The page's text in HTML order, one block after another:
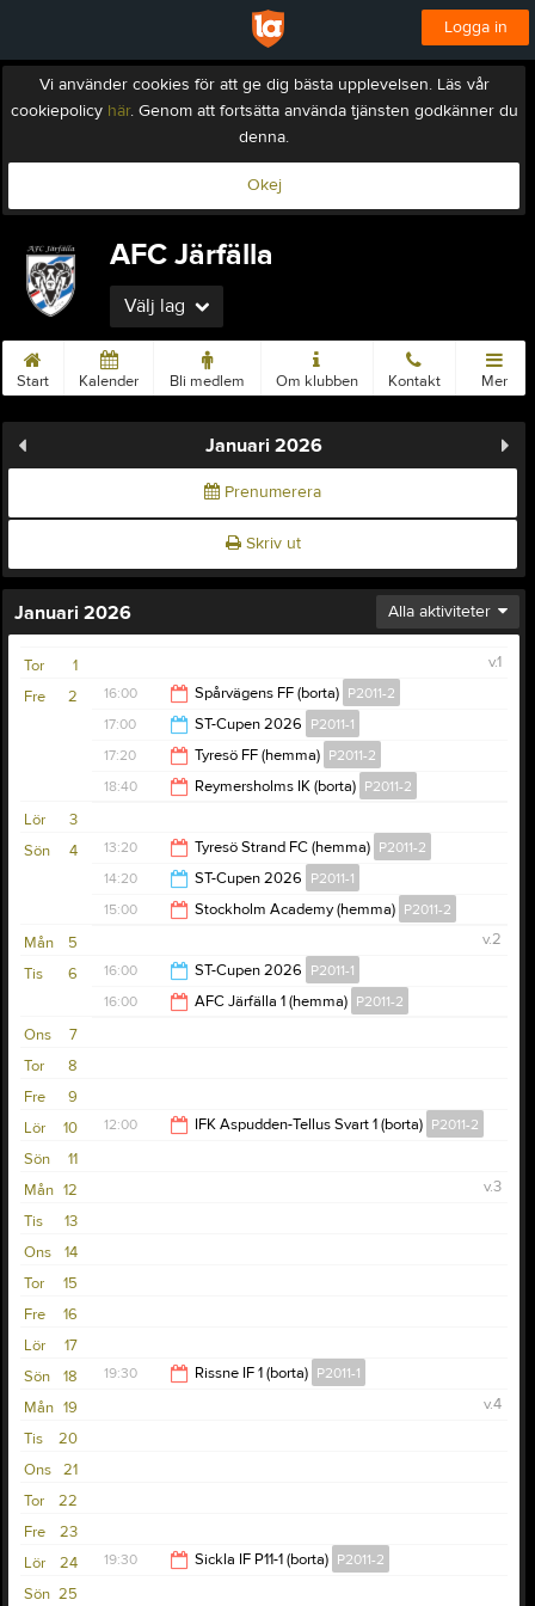
Logga in
Vi använder cookies för att ge dig bästa upplevelsen. Läs vår
cookiepolicy här. Genom att fortsätta använda tjänsten godkänner du
denna.
Okej
AFC Järfälla
Välj lag
Start Kalender Bli medlem Om klubben Kontakt Mer
Januari 2026
Prenumerera
Skriv ut
Januari 2026 Alla aktiviteter
1
Tor
v.1
2
Fre 16:00 Spårvägens FF (borta) P2011-2
17:00
17:00 ST-Cupen 2026 P2011-1
20:00
17:20 Tyresö FF (hemma) P2011-2
18:40 Reymersholms IK (borta) P2011-2
19:40
3
Lör
4
Sön 13:20 Tyresö Strand FC (hemma) P2011-2
14:20
14:20 ST-Cupen 2026 P2011-1
15:00 Stockholm Academy (hemma) P2011-2
16:00
5
Mån
v.2
6
Tis 16:00 ST-Cupen 2026 P2011-1
16:00 AFC Järfälla 1 (hemma) P2011-2
7
Ons
8
Tor
9
Fre
10
Lör 12:00 IFK Aspudden-Tellus Svart 1 (borta) P2011-2
11
Sön
12
Mån
v.3
13
Tis
14
Ons
15
Tor
16
Fre
17
Lör
18
Sön 19:30 Rissne IF 1 (borta) P2011-1
19
Mån
v.4
20
Tis
21
Ons
22
Tor
23
Fre
24
Lör 19:30 Sickla IF P11-1 (borta) P2011-2
25
Sön